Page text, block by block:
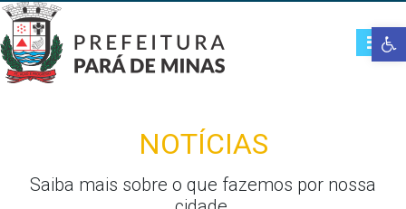
NOTÍCIAS
Saiba mais sobre o que fazemos por nossa